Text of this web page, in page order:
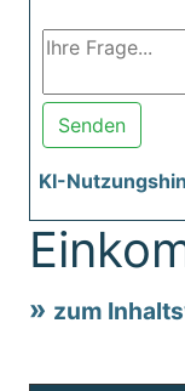
Senden
KI-
zum